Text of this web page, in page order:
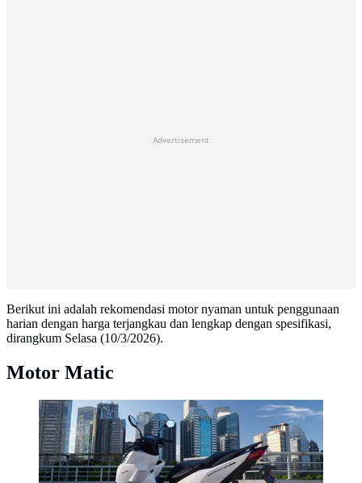
Advertisement
Berikut ini adalah rekomendasi motor nyaman untuk penggunaan
harian dengan harga terjangkau dan lengkap dengan spesifikasi,
dirangkum Selasa (10/3/2026).
Motor Matic
Motor matic honda vario 160 (wahanahonda.com)